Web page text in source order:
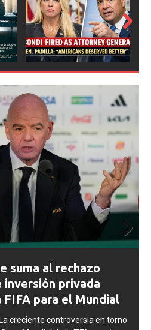
Next
disciplinarios
tras los incidentes en
2026
FIFA inició una serie de
la Asociación del Fútbol